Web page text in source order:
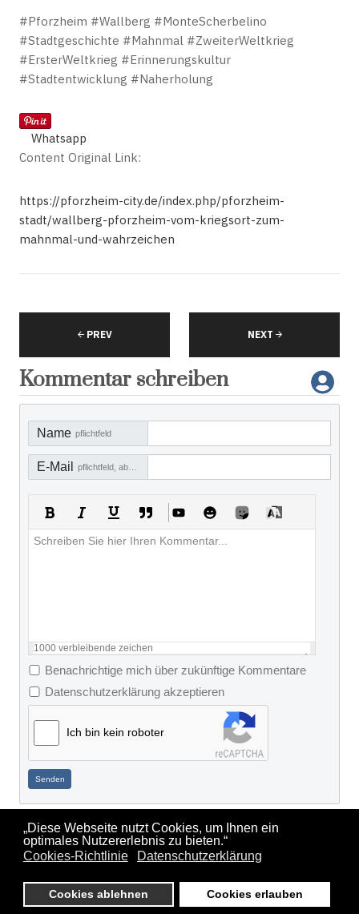
„Diese Webseite nutzt Cookies, um Ihnen ein
optimales Nutzererlebnis zu bieten.“
Cookies-Richtlinie
Datenschutzerklärung
Cookies ablehnen Cookies erlauben
#Pforzheim #Wallberg #MonteScherbelino
#Stadtgeschichte #Mahnmal #ZweiterWeltkrieg
#ErsterWeltkrieg #Erinnerungskultur
#Stadtentwicklung #Naherholung
Whatsapp
Content Original Link:
https://pforzheim-city.de/index.php/pforzheim-
stadt/wallberg-pforzheim-vom-kriegsort-zum-
mahnmal-und-wahrzeichen
PREV NEXT
Kommentar schreiben
Name pflichtfeld
E-Mail
1000 verbleibende zeichen
Benachrichtige mich über zukünftige Kommentare
Datenschutzerklärung akzeptieren
Ich bin kein roboter
Senden
Impressum
Sitemap
HTML
Cookie
Richtlinie
Datenschutzerklärung